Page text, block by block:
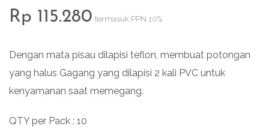
Rp 115.280 termasuk PPN 10%
Dengan mata pisau dilapisi teflon, membuat potongan
yang halus Gagang yang dilapisi 2 kali PVC untuk
kenyamanan saat memegang.
QTY per Pack : 10